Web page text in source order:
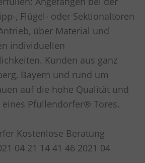
, Flügel- oder Sektionaltoren
über Material und
individuellen
Kunden aus ganz
Bayern und rund um
auf die hohe Qualität und
eines Pfullendorfer® Tores.